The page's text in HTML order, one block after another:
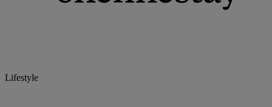
Lifestyle